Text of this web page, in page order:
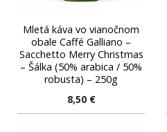
Mletá káva vo vianočnom
obale Caffé Galliano –
Sacchetto Merry Christmas
– Šálka (50% arabica / 50%
robusta) – 250g
8,50 €